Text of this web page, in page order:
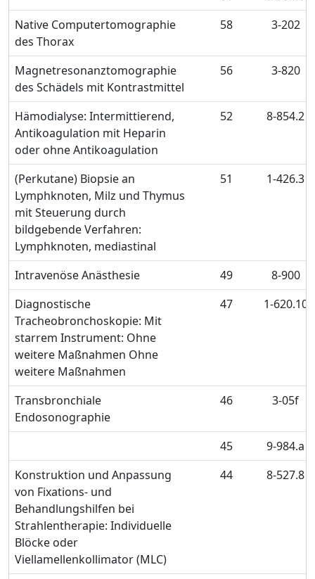
Native Computertomographie
des Thorax
58 3-202
Magnetresonanztomographie
des Schädels mit Kontrastmittel
56 3-820
Hämodialyse: Intermittierend,
Antikoagulation mit Heparin
oder ohne Antikoagulation
52 8-854.2
(Perkutane) Biopsie an
Lymphknoten, Milz und Thymus
mit Steuerung durch
bildgebende Verfahren:
Lymphknoten, mediastinal
51 1-426.3
Intravenöse Anästhesie 49
8-900
Diagnostische
Tracheobronchoskopie: Mit
starrem Instrument: Ohne
weitere Maßnahmen Ohne
weitere Maßnahmen
47 1-620.10
Transbronchiale
Endosonographie
46 3-05f
45
9-984.a
Konstruktion und Anpassung
von Fixations- und
Behandlungshilfen bei
Strahlentherapie: Individuelle
Blöcke oder
Viellamellenkollimator (MLC)
44 8-527.8